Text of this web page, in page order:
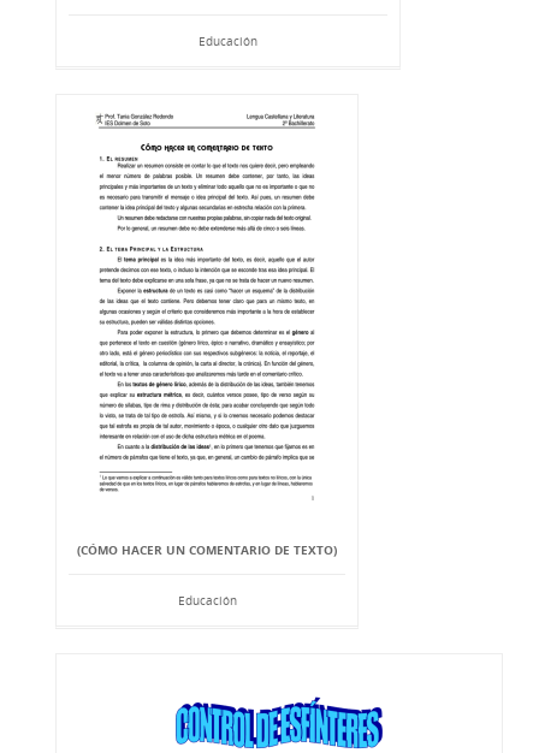
Educación
(CÓMO HACER UN COMENTARIO DE TEXTO)
Educación